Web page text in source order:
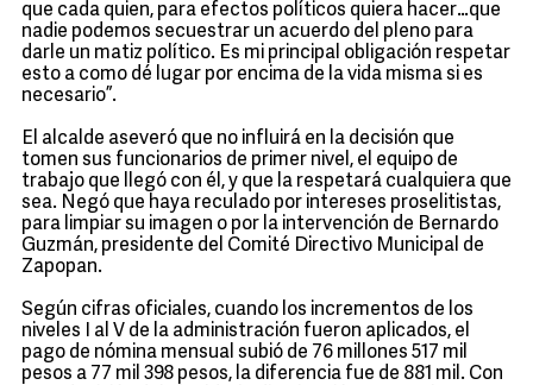
que cada quien, para efectos políticos quiera hacer…que
nadie podemos secuestrar un acuerdo del pleno para
darle un matiz político. Es mi principal obligación respetar
esto a como dé lugar por encima de la vida misma si es
necesario”.
El alcalde aseveró que no influirá en la decisión que
tomen sus funcionarios de primer nivel, el equipo de
trabajo que llegó con él, y que la respetará cualquiera que
sea. Negó que haya reculado por intereses proselitistas,
para limpiar su imagen o por la intervención de Bernardo
Guzmán, presidente del Comité Directivo Municipal de
Zapopan.
Según cifras oficiales, cuando los incrementos de los
niveles I al V de la administración fueron aplicados, el
pago de nómina mensual subió de 76 millones 517 mil
pesos a 77 mil 398 pesos, la diferencia fue de 881 mil. Con